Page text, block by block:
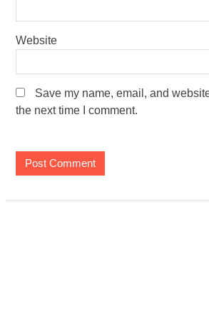
Website
Save my name, email, and
the next time I comment.